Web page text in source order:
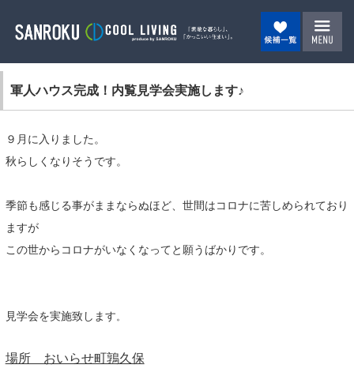
軍人ハウス完成！内覧見学会実施します♪
９月に入りました。
秋らしくなりそうです。
季節も感じる事がままならぬほど、世間はコロナに苦しめられており
ますが
この世からコロナがいなくなってと願うばかりです。
見学会を実施致します。
場所 おいらせ町鶉久保